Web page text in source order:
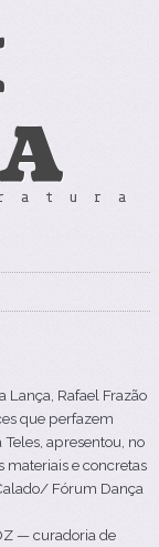
Lança, Rafael Frazão
que perfazem
apresentou, no
materiais e concretas
Fórum Dança
— curadoria de